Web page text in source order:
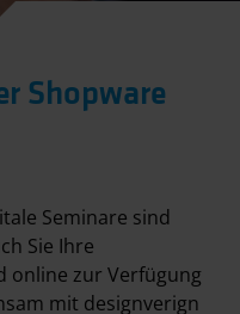
Shopware
Seminare sind
Sie Ihre
online zur Verfügung
mit designverign